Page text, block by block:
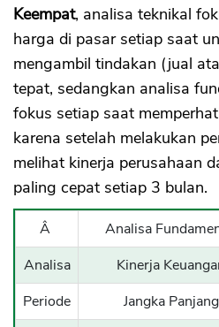
Keempat, analisa teknikal
harga di pasar setiap saat
mengambil tindakan (jual
tepat, sedangkan analisa
fokus setiap saat
karena setelah melakukan
melihat kinerja perusahaan
paling cepat setiap 3 bulan.
Â Analisa
Analisa
Kinerja
Periode
Jangka Panjang